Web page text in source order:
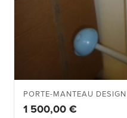
PORTE-MANTEAU
1 500,00 €